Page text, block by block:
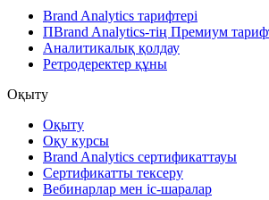
Brand Analytics тарифтері
ПBrand Analytics-тің Премиум
Аналитикалық қолдау
Ретродеректер құны
Оқыту
Оқыту
Оқу курсы
Brand Analytics сертификаттауы
Сертификатты тексеру
Вебинарлар мен іс-шаралар